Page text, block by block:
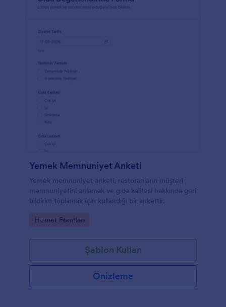
Yemek Memnuniyet Anketi
Yemek memnuniyet anketi, restoranların müşteri
memnuniyetini anlamak ve gıda kalitesi hakkında geri
bildirim toplamak için kullandığı bir ankettir.
Go to Category:
Hizmet Formları
Şablon Kullan
Önizleme